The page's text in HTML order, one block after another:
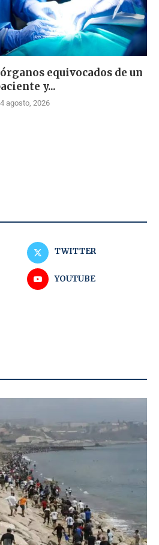
equivocados de un
y...
4 agosto, 2026
TWITTER
YOUTUBE